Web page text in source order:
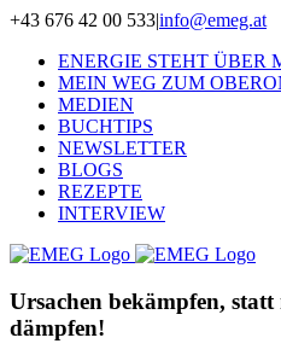
Zum
springen
+43 676 42 00 533|info@emeg.at
ENERGIE STEHT ÜBER
MEIN WEG ZUM
MEDIEN
BUCHTIPS
NEWSLETTER
BLOGS
REZEPTE
INTERVIEW
Ursachen bekämpfen,
dämpfen!